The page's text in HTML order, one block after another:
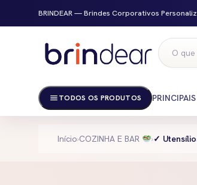
BRINDEAR — Brindes Corporativos
TODOS OS PRODUTOS
Início›COZINHA E BAR ›✓